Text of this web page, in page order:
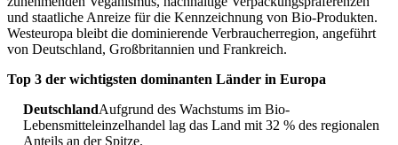
und staatliche Anreize für die Kennzeichnung von Bio-Produkten.
Westeuropa bleibt die dominierende Verbraucherregion, angeführt
von Deutschland, Großbritannien und Frankreich.
Top 3 der wichtigsten dominanten Länder in Europa
DeutschlandAufgrund des Wachstums im Bio-
Lebensmitteleinzelhandel lag das Land mit 32 % des regionalen
Anteils an der Spitze.